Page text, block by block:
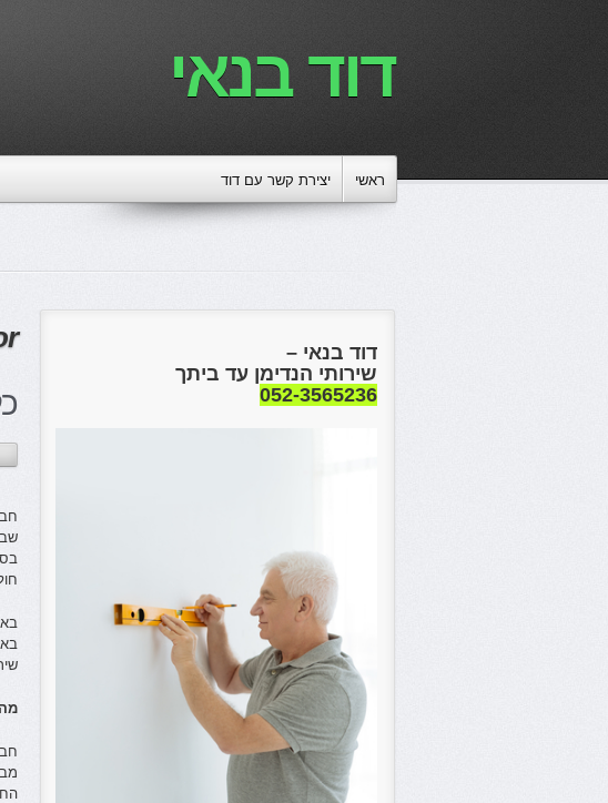
דוד בנאי
ראשי יצירת קשר עם דוד
דוד בנאי –
שירותי הנדימן עד ביתך
052-3565236